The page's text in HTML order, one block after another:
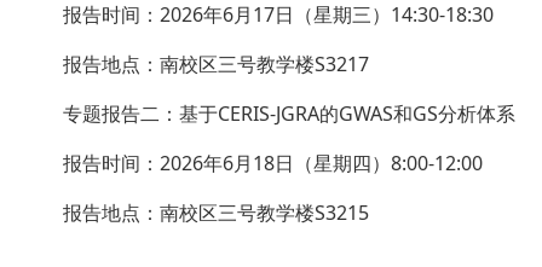
报告时间：2026年6月17日（星期三）14:30-18:30
报告地点：南校区三号教学楼S3217
专题报告二：基于CERIS-JGRA的GWAS和GS分析体系
报告时间：2026年6月18日（星期四）8:00-12:00
报告地点：南校区三号教学楼S3215